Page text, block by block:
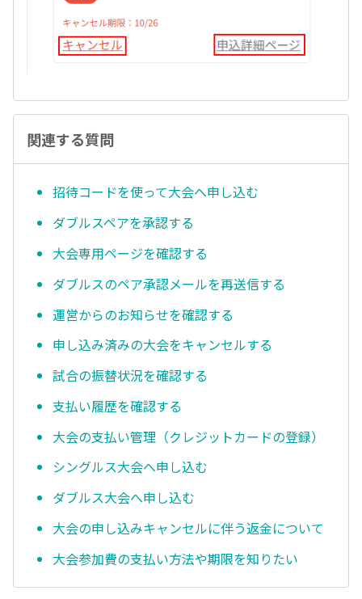
関連する質問
招待コードを使って大会へ申し込む
ダブルスペアを承認する
大会専用ページを確認する
ダブルスのペア承認メールを再送信する
運営からのお知らせを確認する
申し込み済みの大会をキャンセルする
試合の振替状況を確認する
支払い履歴を確認する
大会の支払い管理（クレジットカードの登録）
シングルス大会へ申し込む
ダブルス大会へ申し込む
大会の申し込みキャンセルに伴う返金について
大会参加費の支払い方法や期限を知りたい